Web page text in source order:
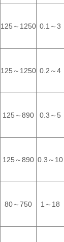
125～1250 0.1～3
125～1250 0.2～4
125～890
0.3～5
125～890 0.3～10
80～750
1～18